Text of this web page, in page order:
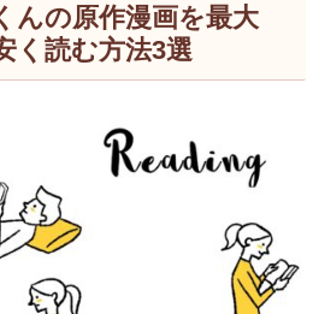
んの原作漫画を最大
く読む方法3選